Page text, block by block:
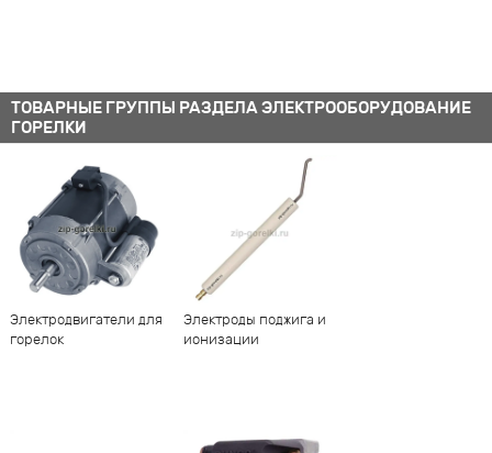
ТОВАРНЫЕ ГРУППЫ РАЗДЕЛА ЭЛЕКТРООБОРУДОВАНИЕ
ГОРЕЛКИ
Электродвигатели для
горелок
Электроды поджига и
ионизации